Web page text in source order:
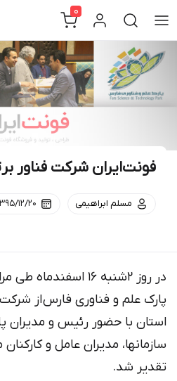
to
content
0
فونت‌ایران شرکت فناور
مسلم ابراهیمی ۱۳۹۵/۱۲/
در روز 2شنبه 16
پارک علم و فناوری فارس از
استان با حضور رئیس و مدیران
سازمانها، مدیران عامل و
تقدیر شد.